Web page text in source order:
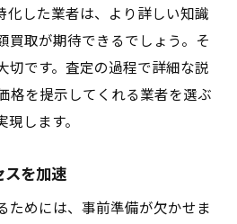
要性
ムーズにする方法
ョナルなアドバイスを受ける
画と準備
化した業者は、より詳しい知識
買取が期待できるでしょう。そ
切です。査定の過程で詳細な説
格を提示してくれる業者を選ぶ
します。
スを加速
ためには、事前準備が欠かせま